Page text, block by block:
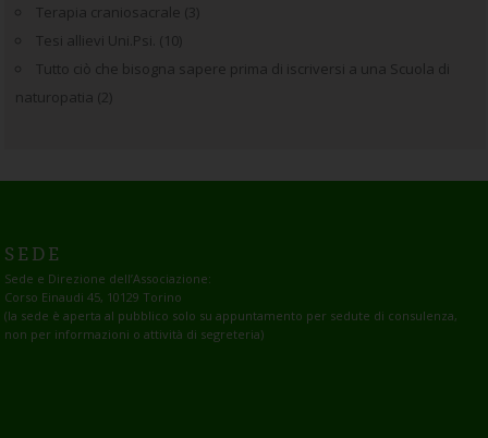
Terapia craniosacrale (3)
Tesi allievi Uni.Psi. (10)
Tutto ciò che bisogna sapere prima di iscriversi a una Scuola di
naturopatia (2)
SEDE
Sede e Direzione dell’Associazione:
Corso Einaudi 45, 10129 Torino
(la sede è aperta al pubblico solo su appuntamento per sedute di consulenza,
non per informazioni o attività di segreteria)